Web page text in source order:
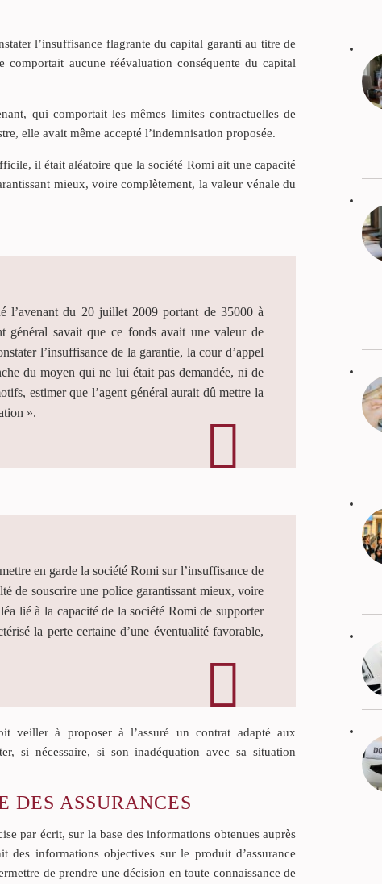
l’insuffisance flagrante du capital garanti au titre de
aucune réévaluation conséquente du capital
qui comportait les mêmes limites contractuelles de
elle avait même accepté l’indemnisation proposée.
il était aléatoire que la société Romi ait une capacité
mieux, voire complètement, la valeur vénale du
l’avenant du 20 juillet 2009 portant de 35000 à
général savait que ce fonds avait une valeur de
l’insuffisance de la garantie, la cour d’appel
du moyen qui ne lui était pas demandée, ni de
estimer que l’agent général aurait dû mettre la
».
en garde la société Romi sur l’insuffisance de
de souscrire une police garantissant mieux, voire
lié à la capacité de la société Romi de supporter
la perte certaine d’une éventualité favorable,
veiller à proposer à l’assuré un contrat adapté aux
si nécessaire, si son inadéquation avec sa situation
DES ASSURANCES
par écrit, sur la base des informations obtenues auprès
informations objectives sur le produit d’assurance
de prendre une décision en toute connaissance de